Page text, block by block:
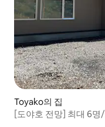
Toyako의 집
[도야호 전망] 최대 6